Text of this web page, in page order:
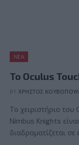
ΝΈΑ
To Oculus
BY ΧΡΉΣΤΟΣ
To χειριστήριο του
Nimbus Knights
διαδραματίζεται